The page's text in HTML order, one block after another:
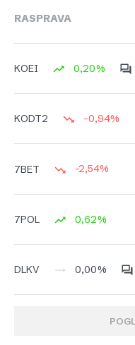
RASPRAVA
KOEI 0,20%
KODT2 -0,94%
7BET -2,54%
7POL 0,62%
DLKV 0,00%